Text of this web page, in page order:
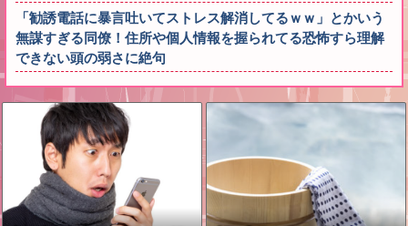
「勧誘電話に暴言吐いてストレス解消してるｗｗ」とかいう
無謀すぎる同僚！住所や個人情報を握られてる恐怖すら理解
できない頭の弱さに絶句